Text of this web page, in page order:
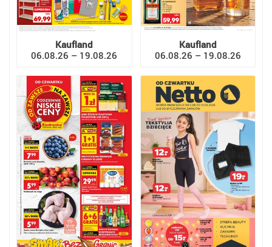
Kaufland
06.08.26 – 19.08.26
Kaufland
06.08.26 – 19.08.26